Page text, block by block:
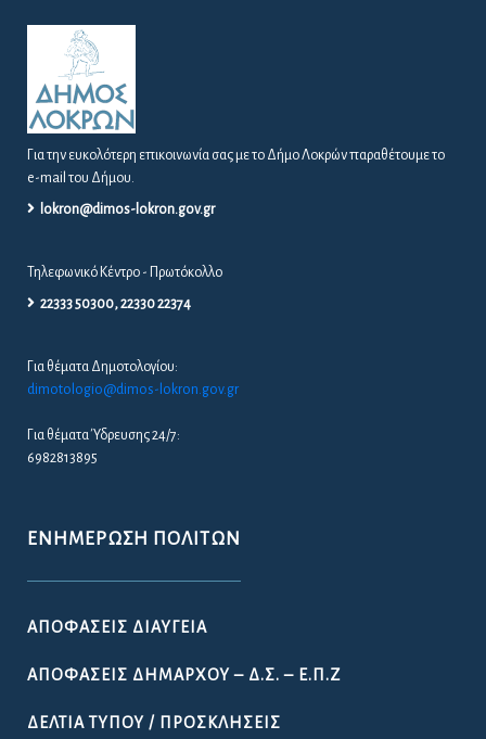
Για την ευκολότερη επικοινωνία σας με το Δήμο Λοκρών παραθέτουμε το
e-mail του Δήμου.
lokron@dimos-lokron.gov.gr
Τηλεφωνικό Κέντρο - Πρωτόκολλο
22333 50300, 22330 22374
Για θέματα Δημοτολογίου:
dimotologio@dimos-lokron.gov.gr
Για θέματα Ύδρευσης 24/7:
6982813895
ΕΝΗΜΈΡΩΣΗ ΠΟΛΙΤΏΝ
ΑΠΟΦΆΣΕΙΣ ΔΙΑΎΓΕΙΑ
ΑΠΟΦΆΣΕΙΣ ΔΗΜΆΡΧΟΥ – Δ.Σ. – Ε.Π.Ζ
ΔΕΛΤΊΑ ΤΎΠΟΥ / ΠΡΟΣΚΛΉΣΕΙΣ